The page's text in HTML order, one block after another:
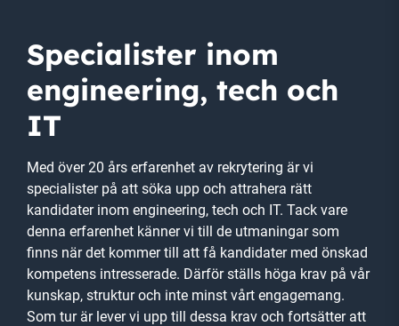
Specialister inom
engineering, tech och
IT
Med över 20 års erfarenhet av rekrytering är vi
specialister på att söka upp och attrahera rätt
kandidater inom engineering, tech och IT. Tack vare
denna erfarenhet känner vi till de utmaningar som
finns när det kommer till att få kandidater med önskad
kompetens intresserade. Därför ställs höga krav på vår
kunskap, struktur och inte minst vårt engagemang.
Som tur är lever vi upp till dessa krav och fortsätter att